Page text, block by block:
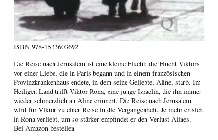
ISBN 978-1533603692
Die Reise nach Jerusalem ist eine kleine Flucht; die Flucht Viktors
vor einer Liebe, die in Paris begann und in einem französischen
Provinzkrankenhaus endete, in dem seine Geliebte, Aline, starb. Im
Heiligen Land trifft Viktor Rona, eine junge Israelin, die ihn immer
wieder schmerzlich an Aline erinnert. Die Reise nach Jerusalem
wird für Viktor zu einer Reise in die Vergangenheit. Je mehr er sich
in Rona verliebt, um so stärker empfindet er den Verlust Alines.
Bei Amazon bestellen